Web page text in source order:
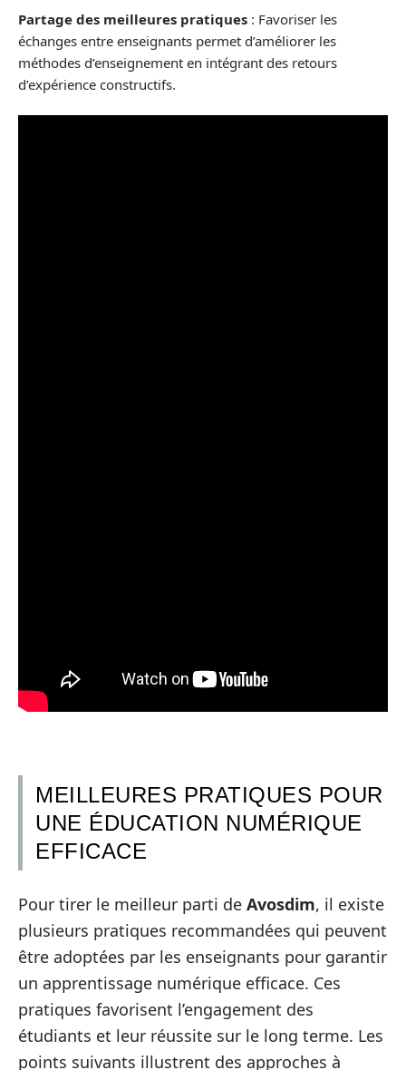
Partage des meilleures pratiques : Favoriser les
échanges entre enseignants permet d’améliorer les
méthodes d’enseignement en intégrant des retours
d’expérience constructifs.
MEILLEURES PRATIQUES POUR
UNE ÉDUCATION NUMÉRIQUE
EFFICACE
Pour tirer le meilleur parti de Avosdim, il existe
plusieurs pratiques recommandées qui peuvent
être adoptées par les enseignants pour garantir
un apprentissage numérique efficace. Ces
pratiques favorisent l’engagement des
étudiants et leur réussite sur le long terme. Les
points suivants illustrent des approches à